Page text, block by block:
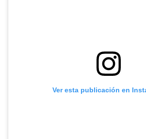
Ver esta publicación en